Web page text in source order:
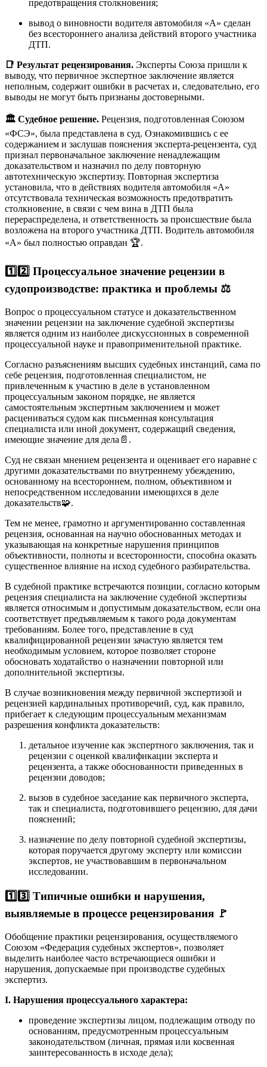
предотвращения столкновения;
вывод о виновности водителя автомобиля «А» сделан
без всестороннего анализа действий второго участника
ДТП.
📑 Результат рецензирования. Эксперты Союза пришли к
выводу, что первичное экспертное заключение является
неполным, содержит ошибки в расчетах и, следовательно, его
выводы не могут быть признаны достоверными.
🏛️ Судебное решение. Рецензия, подготовленная Союзом
«ФСЭ», была представлена в суд. Ознакомившись с ее
содержанием и заслушав пояснения эксперта-рецензента, суд
признал первоначальное заключение ненадлежащим
доказательством и назначил по делу повторную
автотехническую экспертизу. Повторная экспертиза
установила, что в действиях водителя автомобиля «А»
отсутствовала техническая возможность предотвратить
столкновение, в связи с чем вина в ДТП была
перераспределена, и ответственность за происшествие была
возложена на второго участника ДТП. Водитель автомобиля
«А» был полностью оправдан 🏆.
1️⃣2️⃣ Процессуальное значение рецензии в
судопроизводстве: практика и проблемы ⚖️
Вопрос о процессуальном статусе и доказательственном
значении рецензии на заключение судебной экспертизы
является одним из наиболее дискуссионных в современной
процессуальной науке и правоприменительной практике.
Согласно разъяснениям высших судебных инстанций, сама по
себе рецензия, подготовленная специалистом, не
привлеченным к участию в деле в установленном
процессуальным законом порядке, не является
самостоятельным экспертным заключением и может
расцениваться судом как письменная консультация
специалиста или иной документ, содержащий сведения,
имеющие значение для дела 📄.
Суд не связан мнением рецензента и оценивает его наравне с
другими доказательствами по внутреннему убеждению,
основанному на всестороннем, полном, объективном и
непосредственном исследовании имеющихся в деле
доказательств🧩.
Тем не менее, грамотно и аргументированно составленная
рецензия, основанная на научно обоснованных методах и
указывающая на конкретные нарушения принципов
объективности, полноты и всесторонности, способна оказать
существенное влияние на исход судебного разбирательства.
В судебной практике встречаются позиции, согласно которым
рецензия специалиста на заключение судебной экспертизы
является относимым и допустимым доказательством, если она
соответствует предъявляемым к такого рода документам
требованиям. Более того, представление в суд
квалифицированной рецензии зачастую является тем
необходимым условием, которое позволяет стороне
обосновать ходатайство о назначении повторной или
дополнительной экспертизы.
В случае возникновения между первичной экспертизой и
рецензией кардинальных противоречий, суд, как правило,
прибегает к следующим процессуальным механизмам
разрешения конфликта доказательств:
детальное изучение как экспертного заключения, так и
рецензии с оценкой квалификации эксперта и
рецензента, а также обоснованности приведенных в
рецензии доводов;
вызов в судебное заседание как первичного эксперта,
так и специалиста, подготовившего рецензию, для дачи
пояснений;
назначение по делу повторной судебной экспертизы,
которая поручается другому эксперту или комиссии
экспертов, не участвовавшим в первоначальном
исследовании.
1️⃣3️⃣ Типичные ошибки и нарушения,
выявляемые в процессе рецензирования 🚩
Обобщение практики рецензирования, осуществляемого
Союзом «Федерация судебных экспертов», позволяет
выделить наиболее часто встречающиеся ошибки и
нарушения, допускаемые при производстве судебных
экспертиз.
I. Нарушения процессуального характера:
проведение экспертизы лицом, подлежащим отводу по
основаниям, предусмотренным процессуальным
законодательством (личная, прямая или косвенная
заинтересованность в исходе дела);